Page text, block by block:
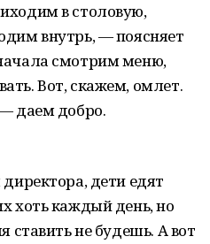
в столовую,
внутрь, — поясняет
смотрим меню,
Вот, скажем, омлет.
даем добро.
дети едят
хоть каждый день, но
ставить не будешь. А вот